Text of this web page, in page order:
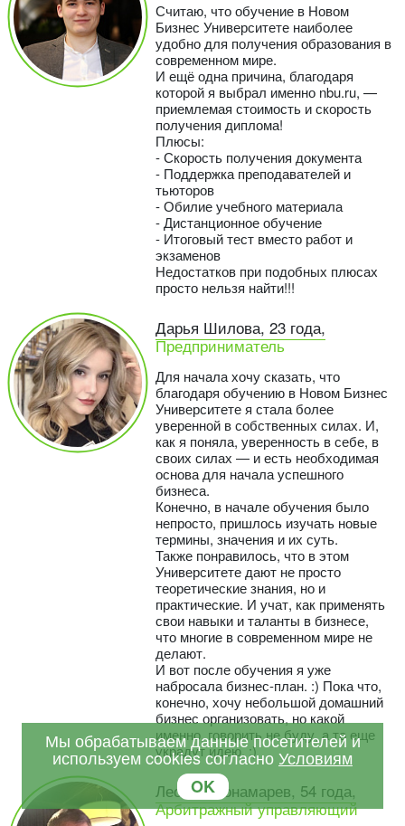
Считаю, что обучение в Новом
Бизнес Университете наиболее
удобно для получения образования в
современном мире.
И ещё одна причина, благодаря
которой я выбрал именно nbu.ru, —
приемлемая стоимость и скорость
получения диплома!
Плюсы:
- Скорость получения документа
- Поддержка преподавателей и
тьюторов
- Обилие учебного материала
- Дистанционное обучение
- Итоговый тест вместо работ и
экзаменов
Недостатков при подобных плюсах
просто нельзя найти!!!
Дарья Шилова, 23 года,
Предприниматель
Для начала хочу сказать, что
благодаря обучению в Новом Бизнес
Университете я стала более
уверенной в собственных силах. И,
как я поняла, уверенность в себе, в
своих силах — и есть необходимая
основа для начала успешного
бизнеса.
Конечно, в начале обучения было
непросто, пришлось изучать новые
термины, значения и их суть.
Также понравилось, что в этом
Университете дают не просто
теоретические знания, но и
практические. И учат, как применять
свои навыки и таланты в бизнесе,
что многие в современном мире не
делают.
И вот после обучения я уже
набросала бизнес-план. :) Пока что,
конечно, хочу небольшой домашний
бизнес организовать, но какой
именно, говорить не буду, а то еще
украдут идею. :)
Леонид Понамарев, 54 года,
Арбитражный управляющий
Мы обрабатываем данные посетителей и
используем cookies согласноУсловиям
OK